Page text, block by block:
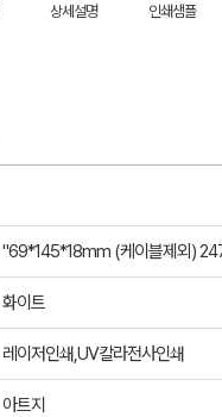
상세설명 인쇄샘플
"69*145*18mm (케이블제외)
화이트
레이저인쇄,UV칼라전사인쇄
아트지